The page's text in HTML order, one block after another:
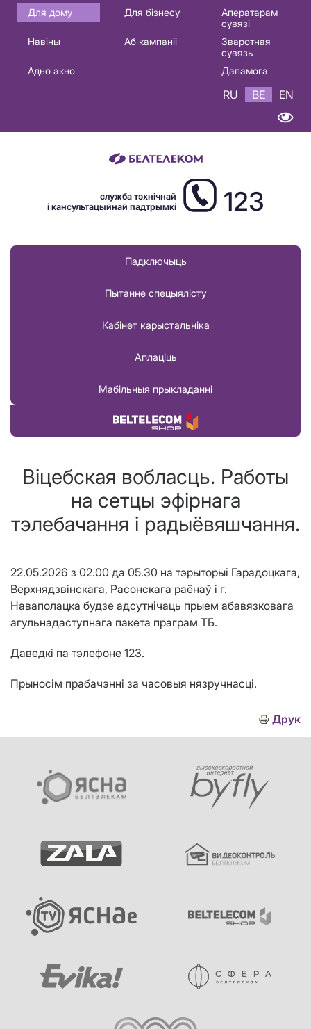
Основная
навигация
Для дому Для бізнесу
Аператарам
сувязі
Навіны
Аб кампаніі
Зваротная
сувязь
Адно акно
Дапамога
RU BE EN
служба тэхнічнай
і кансультацыйнай падтрымкі
123
Падключыць
Пытанне спецыялісту
Кабінет карыстальніка
Аплаціць
Мабільныя прыкладанні
Купіць тавар
Віцебская вобласць. Работы
на сетцы эфірнага
тэлебачання і радыёвяшчання.
22.05.2026 з 02.00 да 05.30 на тэрыторыі Гарадоцкага,
Верхнядзвінскага, Расонскага раёнаў і г.
Наваполацка будзе адсутнічаць прыем абавязковага
агульнадаступнага пакета праграм ТБ.
Даведкі па тэлефоне 123.
Прыносім прабачэнні за часовыя нязручнасці.
Друк